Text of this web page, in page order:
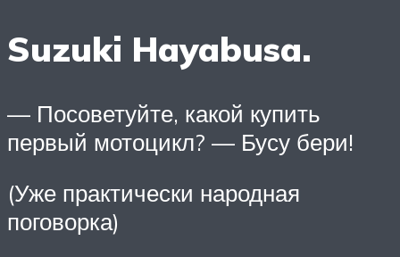
Suzuki Hayabusa.
— Посоветуйте, какой купить
первый мотоцикл? — Бусу бери!
(Уже практически народная
поговорка)